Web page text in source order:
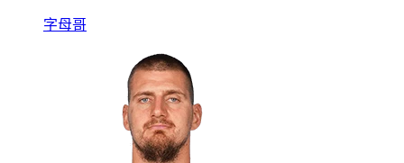
字母哥